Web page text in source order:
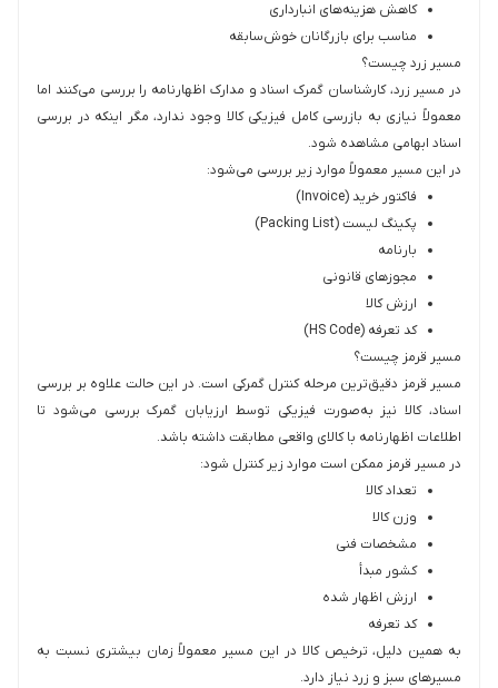
کاهش هزینه‌های انبارداری
مناسب برای بازرگانان خوش‌سابقه
مسیر زرد چیست؟
در مسیر زرد، کارشناسان گمرک اسناد و مدارک اظهارنامه را بررسی می‌کنند اما
معمولاً نیازی به بازرسی کامل فیزیکی کالا وجود ندارد، مگر اینکه در بررسی
اسناد ابهامی مشاهده شود.
در این مسیر معمولاً موارد زیر بررسی می‌شود:
فاکتور خرید (Invoice)
پکینگ لیست (Packing List)
بارنامه
مجوزهای قانونی
ارزش کالا
کد تعرفه (HS Code)
مسیر قرمز چیست؟
مسیر قرمز دقیق‌ترین مرحله کنترل گمرکی است. در این حالت علاوه بر بررسی
اسناد، کالا نیز به‌صورت فیزیکی توسط ارزیابان گمرک بررسی می‌شود تا
اطلاعات اظهارنامه با کالای واقعی مطابقت داشته باشد.
در مسیر قرمز ممکن است موارد زیر کنترل شود:
تعداد کالا
وزن کالا
مشخصات فنی
کشور مبدأ
ارزش اظهار شده
کد تعرفه
به همین دلیل، ترخیص کالا در این مسیر معمولاً زمان بیشتری نسبت به
مسیرهای سبز و زرد نیاز دارد.